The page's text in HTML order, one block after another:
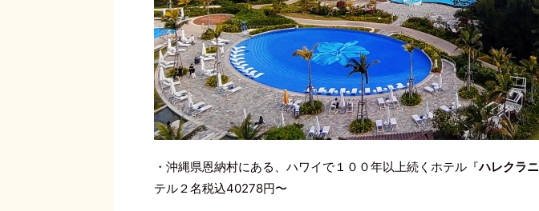
・沖縄県恩納村にある、ハワイで１００年以上続くホテル『ハレクラニ
テル２名税込40278円〜